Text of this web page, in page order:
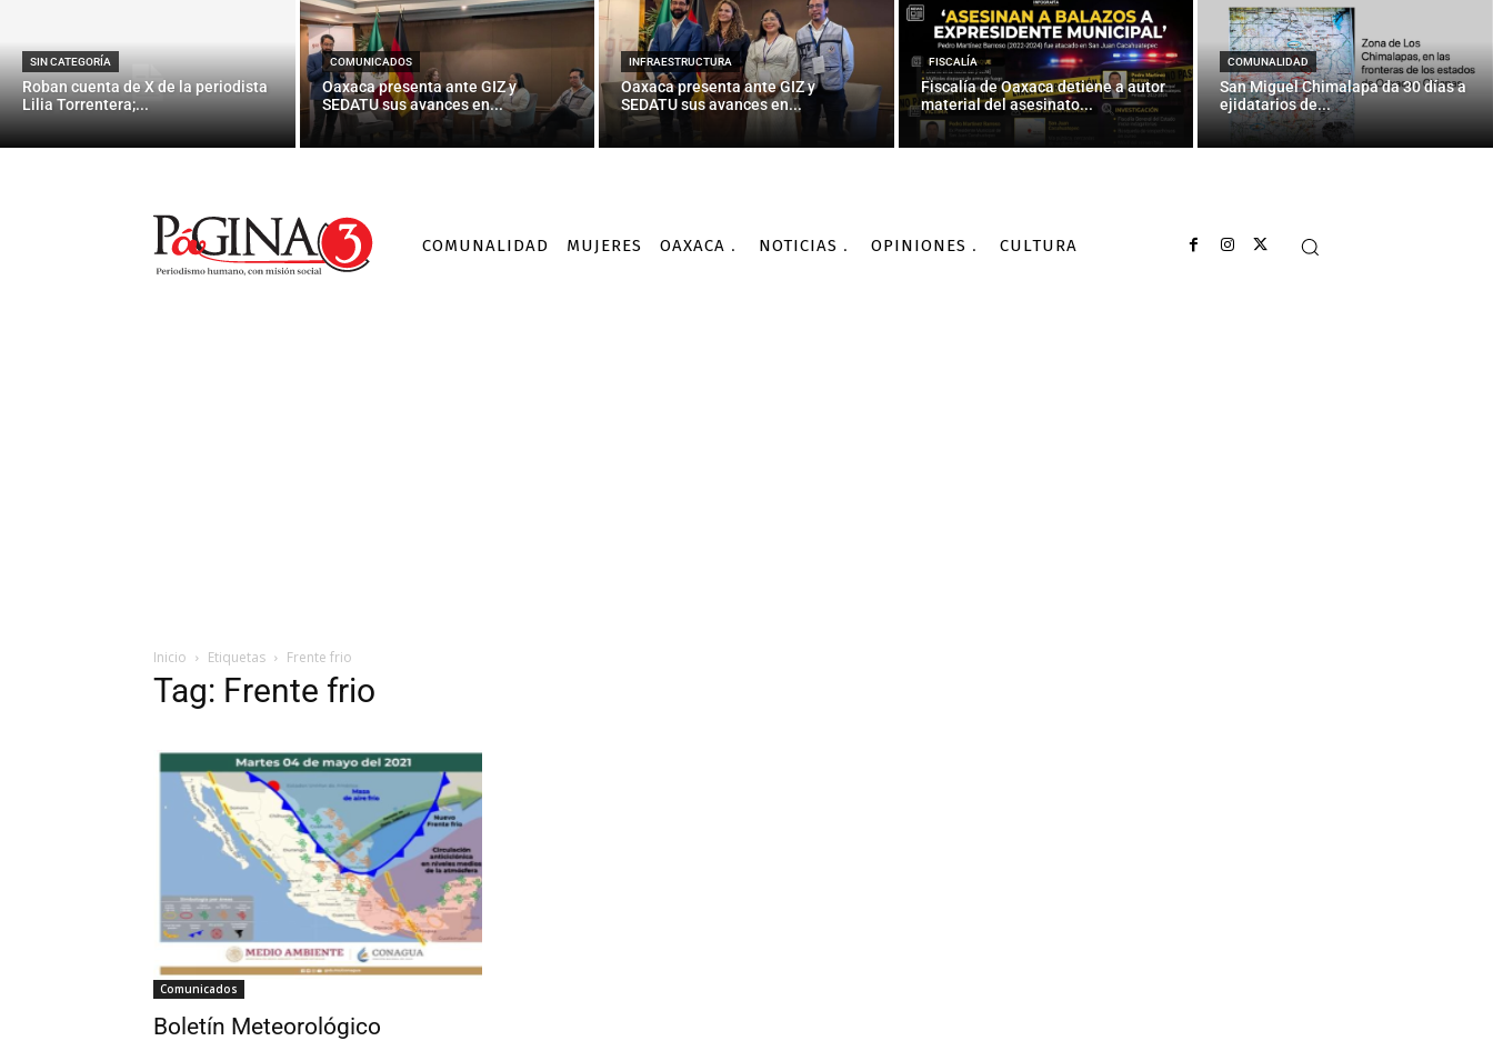
SIN CATEGORÍA
Roban cuenta de X de la periodista
Lilia Torrentera;...
COMUNICADOS
Oaxaca presenta ante GIZ y
SEDATU sus avances en...
INFRAESTRUCTURA
Oaxaca presenta ante GIZ y
SEDATU sus avances en...
FISCALÍA
Fiscalía de Oaxaca detiene a autor
material del asesinato...
COMUNALIDAD
San Miguel Chimalapa da 30 días a
ejidatarios de...
COMUNALIDAD MUJERES OAXACA NOTICIAS OPINIONES CULTURA
Inicio Etiquetas Frente frio
Tag: Frente frio
Comunicados
Boletín Meteorológico